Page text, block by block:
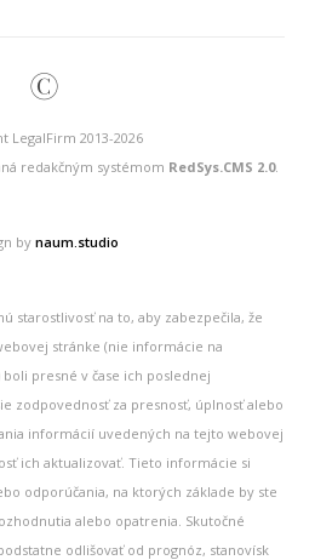
©
LegalFirm 2013-2026
redakčným systémom RedSys.CMS 2.0.
by naum.studio
starostlivosť na to, aby zabezpečila, že
stránke (nie informácie na
presné v čase ich poslednej
zodpovednosť za presnosť, úplnosť alebo
informácií uvedených na tejto webovej
ich aktualizovať. Tieto informácie si
odporúčania, na ktorých základe by ste
alebo opatrenia. Skutočné
odlišovať od prognóz, stanovísk